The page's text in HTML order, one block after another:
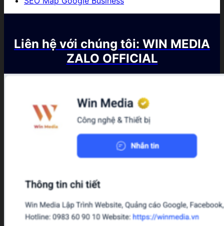
Liên hệ với chúng tôi: WIN MEDIA
ZALO OFFICIAL